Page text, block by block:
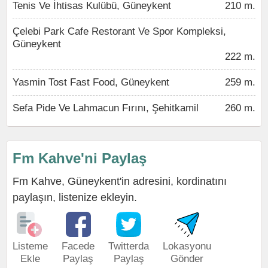
Tenis Ve İhtisas Kulübü, Güneykent 210 m.
Çelebi Park Cafe Restorant Ve Spor Kompleksi,
Güneykent
222 m.
Yasmin Tost Fast Food, Güneykent 259 m.
Sefa Pide Ve Lahmacun Fırını, Şehitkamil 260 m.
Fm Kahve'ni Paylaş
Fm Kahve, Güneykent'in adresini, kordinatını
paylaşın, listenize ekleyin.
Listeme
Ekle
Facede
Paylaş
Twitterda
Paylaş
Lokasyonu
Gönder